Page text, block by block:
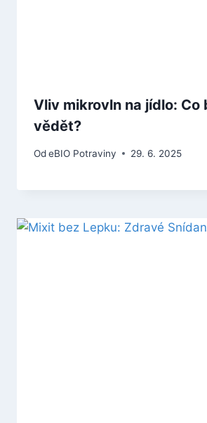
Vliv mikrovln na jídlo: Co
vědět?
OdeBIO Potraviny 29. 6. 2025